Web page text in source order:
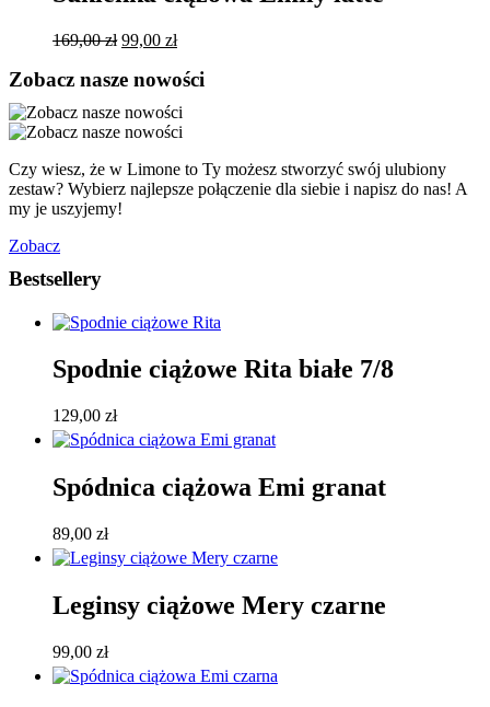
169,00zł Pierwotna
wynosiła:
99,00 złAktualna
wynosi:
Zobacz nasze nowości
Czy wiesz, że w Limone to Ty możesz stworzyć swój ulubiony
zestaw? Wybierz najlepsze połączenie dla siebie i napisz do nas! A
my je uszyjemy!
Zobacz
Bestsellery
Spodnie ciążowe Rita białe 7/8
129,00 zł
Spódnica ciążowa Emi granat
89,00 zł
Leginsy ciążowe Mery czarne
99,00 zł